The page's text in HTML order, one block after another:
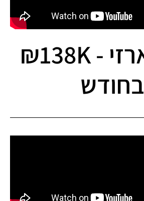
בניהו ארזי - 138K₪
בחודש